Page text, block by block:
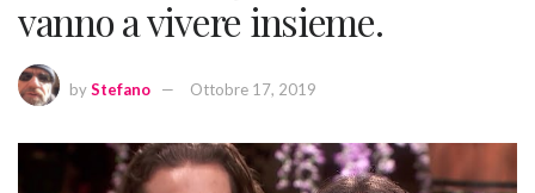
vanno a vivere insieme.
byStefano Ottobre 17, 2019